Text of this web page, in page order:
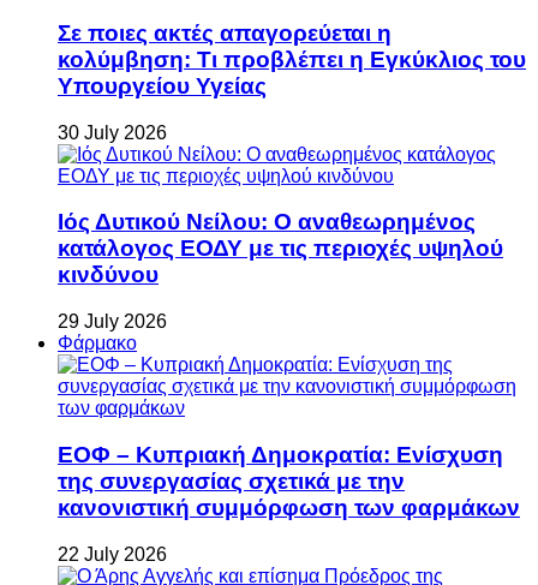
Σε ποιες ακτές απαγορεύεται η
κολύμβηση: Τι προβλέπει η Εγκύκλιος του
Υπουργείου Υγείας
30 July 2026
Ιός Δυτικού Νείλου: Ο αναθεωρημένος
κατάλογος ΕΟΔΥ με τις περιοχές υψηλού
κινδύνου
29 July 2026
Φάρμακο
ΕΟΦ – Κυπριακή Δημοκρατία: Ενίσχυση
της συνεργασίας σχετικά με την
κανονιστική συμμόρφωση των φαρμάκων
22 July 2026